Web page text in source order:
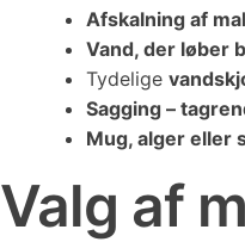
Afskalning af
Vand, der løber
Tydelige
Sagging –
Mug, alger eller
Valg af